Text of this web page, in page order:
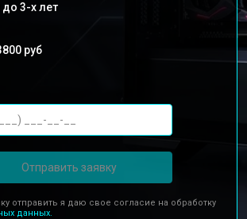
до 3-х лет
руб
Отправить заявку
отправить я даю свое согласие на обработку
данных.